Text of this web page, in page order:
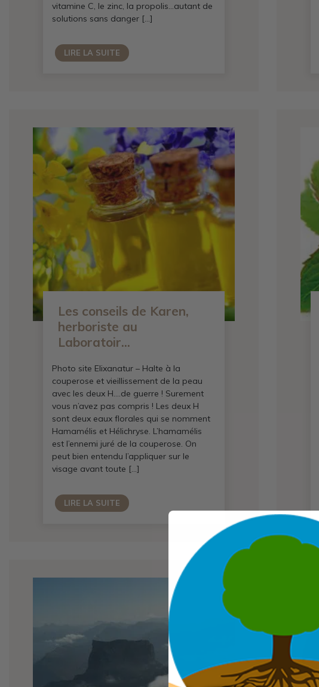
vitamine C, le zinc, la propolis…autant de
solutions sans danger […]
LIRE LA SUITE
Les conseils de Karen,
herboriste au
Laboratoir...
Photo site Elixanatur – Halte à la
couperose et vieillissement de la peau
avec les deux H….de guerre ! Surement
vous n’avez pas compris ! Les deux H
sont deux eaux florales qui se nomment
Hamamélis et Hélichryse. L’hamamélis
est l’ennemi juré de la couperose. On
peut bien entendu l’appliquer sur le
visage avant toute […]
LIRE LA SUITE